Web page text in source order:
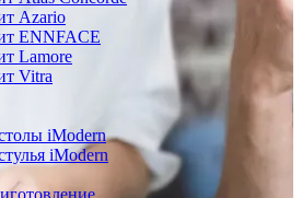
Azario
ENNFACE
Lamore
Vitra
iModern
iModern